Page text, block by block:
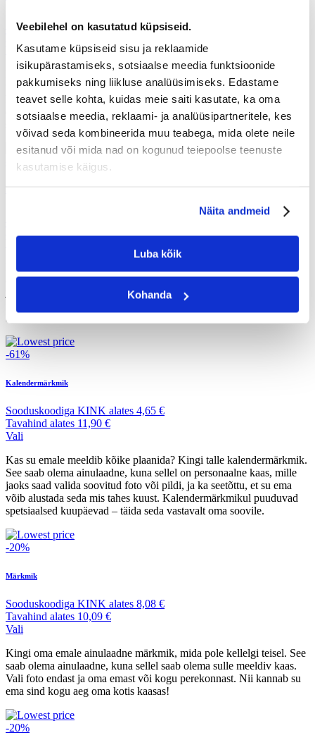
Veebilehel on kasutatud küpsiseid.
Kasutame küpsiseid sisu ja reklaamide
isikupärastamiseks, sotsiaalse meedia funktsioonide
pakkumiseks ning liikluse analüüsimiseks. Edastame
teavet selle kohta, kuidas meie saiti kasutate, ka oma
sotsiaalse meedia, reklaami- ja analüüsipartneritele, kes
võivad seda kombineerida muu teabega, mida olete neile
esitanud või mida nad on kogunud teiepoolse teenuste
kasutamise käigus.
Näita andmeid
Luba kõik
Kohanda
SooduskoodigaKINK alates11,02 €
Vali
Fotolõuend – eksklusiivne kingitus emale. Kujundusprotsess on
väga lihtne – selleks kulub vaid mõned minutid. Pead valima vaid
kõige ilusama foto oma emast, laadima selle kujundusprogrammi ja
esitama oma tellimuse. Fotolõuend kaunistab ideaalselt su ema kodu
-25%
Fotokalender
aasta! Ideaalne, kui sul on vähem fotosid. Samas kui fotoraamatu
jaoks on vaja vähemalt 25 fotot, siis kalendri kujundamiseks piisab
13 fotost. Kalendrisse võid märkida ka ema jaoks olulised
-61%
Kalendermärkmik
Sooduskoodiga KINK alates 4,65 €
Tavahind alates 11,90 €
Vali
Kas su emale meeldib kõike plaanida? Kingi talle kalendermärkmik.
See saab olema ainulaadne, kuna sellel on personaalne kaas, mille
jaoks saad valida soovitud foto või pildi, ja ka seetõttu, et su ema
võib alustada seda mis tahes kuust. Kalendermärkmikul puuduvad
spetsiaalsed kuupäevad – täida seda vastavalt oma soovile.
-20%
Märkmik
Sooduskoodiga KINK alates 8,08 €
Tavahind alates 10,09 €
Vali
Kingi oma emale ainulaadne märkmik, mida pole kellelgi teisel. See
saab olema ainulaadne, kuna sellel saab olema sulle meeldiv kaas.
Vali foto endast ja oma emast või kogu perekonnast. Nii kannab su
ema sind kogu aeg oma kotis kaasas!
-20%